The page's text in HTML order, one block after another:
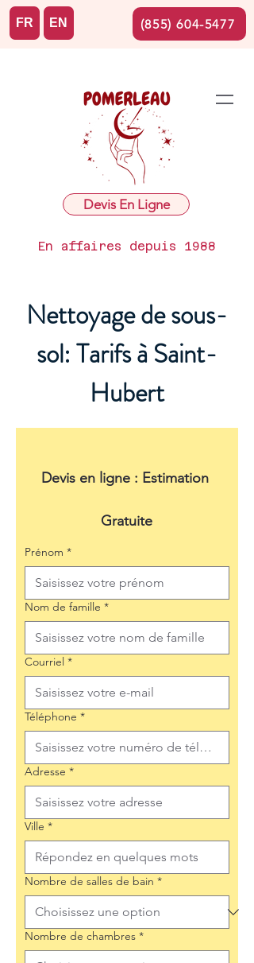
Devis En Ligne
En affaires depuis 1988
FR EN (855) 604-5477
Nettoyage de sous-
sol: Tarifs à Saint-
Hubert
Devis en ligne : Estimation
Gratuite
Prénom *
Nom de famille *
Courriel *
Téléphone *
Adresse *
Ville *
Nombre de salles de bain *
Nombre de chambres *